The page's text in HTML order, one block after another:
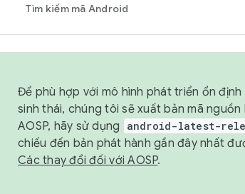
Tìm kiếm mã Android
Để phù hợp với mô hình phát triển ổn
sinh thái, chúng tôi sẽ xuất bản mã
AOSP, hãy sử dụng
android-latest-
chiếu đến bản phát hành gần đây nhất
Các thay đổi đối với AOSP.